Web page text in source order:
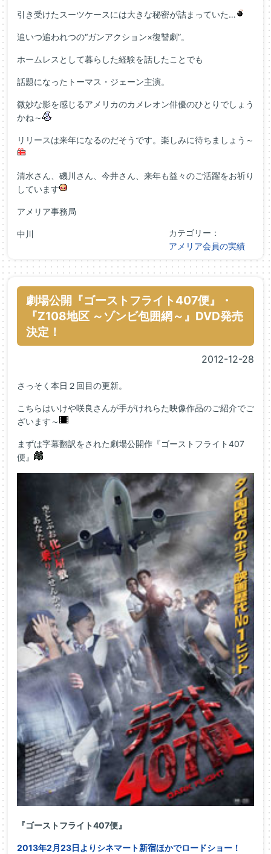
引き受けたスーツケースには大きな秘密が詰まっていた…
追いつ追われつの“ガンアクション×復讐劇”。
ホームレスとして暮らした経験を話したことでも
話題になったトーマス・ジェーン主演。
微妙な影を感じるアメリカのカメレオン俳優のひとりでしょう
かね～
リリースは来年になるのだそうです。楽しみに待ちましょう～
清水さん、磯川さん、今井さん、来年も益々のご活躍をお祈り
しています
アメリア事務局
中川
カテゴリー：
アメリア会員の実績
劇場公開『ゴーストフライト407便』・
『Z108地区 ～ゾンビ包囲網～』DVD発売
決定！
2012-12-28
さっそく本日２回目の更新。
こちらはいけや咲良さんが手がけれらた映像作品のご紹介でご
ざいます～
まずは字幕翻訳をされた劇場公開作『ゴーストフライト407
便』
『ゴーストフライト407便』
2013年2月23日よりシネマート新宿ほかでロードショー！